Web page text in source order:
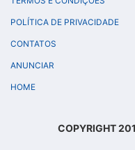
POLÍTICA DE PRIVACIDADE
CONTATOS
ANUNCIAR
HOME
COPYRIGHT